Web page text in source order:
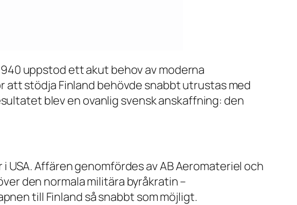
uppstod ett akut behov av moderna
att stödja Finland behövde snabbt utrustas med
blev en ovanlig svensk anskaffning: den
Affären genomfördes av AB Aeromateriel och
den normala militära byråkratin –
till Finland så snabbt som möjligt.